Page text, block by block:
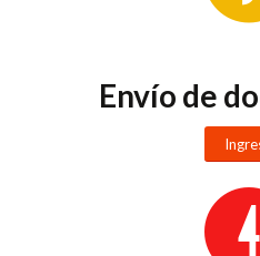
Envío de